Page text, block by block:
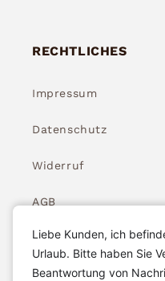
RECHTLICHES
Impressum
Datenschutz
Widerruf
AGB
Widerrufsbelehrung
Liebe Kunden, ich
Urlaub. Bitte haben Sie
Beantwortung von